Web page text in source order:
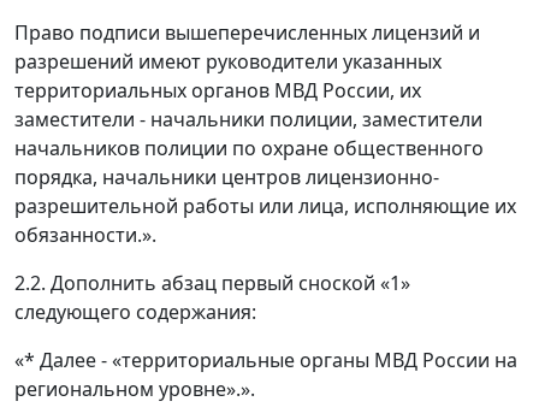
Право подписи вышеперечисленных лицензий и
разрешений имеют руководители указанных
территориальных органов МВД России, их
заместители - начальники полиции, заместители
начальников полиции по охране общественного
порядка, начальники центров лицензионно-
разрешительной работы или лица, исполняющие их
обязанности.».
2.2. Дополнить абзац первый сноской «1»
следующего содержания:
«* Далее - «территориальные органы МВД России на
региональном уровне».».